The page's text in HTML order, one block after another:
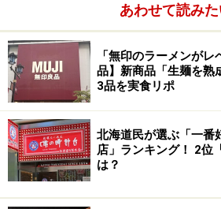
あわせて読み
「無印のラーメンが
品】新商品「生麺を熟
3品を実食リポ
北海道民が選ぶ「一番
店」ランキング！ 2位
は？